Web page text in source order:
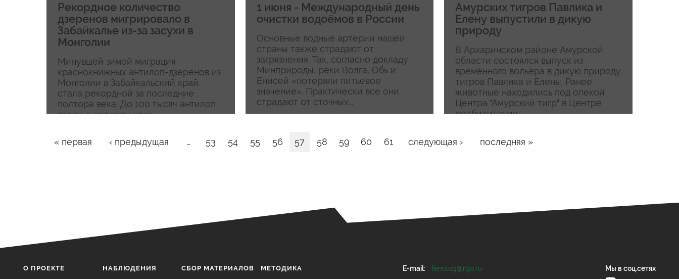
Рекордное количество
дзеренов мигрировало в
Забайкалье из-за засухи в
Монголии
Минувшей зимой миграция
краснокнижных антилоп-дзеренов из
Монголии в Забайкальский край
стала рекордной за последние
полтора века. До 100 тысяч антилоп
зашли в пределы края,
1 июня - Международный день
очистки водоёмов в России
Основные водные артерии нашей
страны также страдают от
загрязнения. Так, согласно докладу
Минприроды, реки Волга, Обь и
Енисей «потеряли питьевое
значение». Практически все они
страдают от сточных...
Амурских тигров Павлика и
Елену выпустили в дикую
природу
В Архаринском районе Амурской
области состоялся выпуск из
временного вольера в дикую природу
тигров Павлика и Елены. Ранее
животные находились под опекой
Центра "Амурский тигр" в Центре
реабилитации...
« первая ‹ предыдущая … 53 54 55 56 57 58 59 60 61 следующая › последняя »
О ПРОЕКТЕ НАБЛЮДЕНИЯ CБОР МАТЕРИАЛОВ МЕТОДИКА Мы в соц.сетях
E-mail: fenolog@rgo.ru